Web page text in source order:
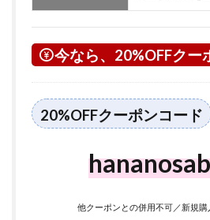
今なら、20%OFFクー
20%OFFクーポンコード
他クーポンとの併用不可／新規